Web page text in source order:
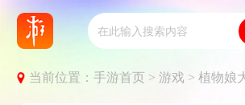
当前位置：手游首页 >游戏 >植物娘